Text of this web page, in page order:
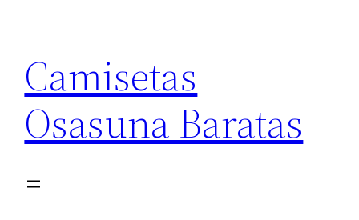
contenido
Camisetas
Osasuna Baratas